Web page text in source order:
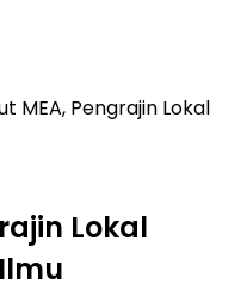
MEA, Pengrajin Lokal
Lokal